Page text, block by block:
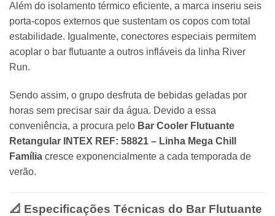
Além do isolamento térmico eficiente, a marca inseriu seis
porta-copos externos que sustentam os copos com total
estabilidade. Igualmente, conectores especiais permitem
acoplar o bar flutuante a outros infláveis da linha River
Run.
Sendo assim, o grupo desfruta de bebidas geladas por
horas sem precisar sair da água. Devido a essa
conveniência, a procura pelo Bar Cooler Flutuante
Retangular INTEX REF: 58821 – Linha Mega Chill
Família cresce exponencialmente a cada temporada de
verão.
📐 Especificações Técnicas do Bar Flutuante